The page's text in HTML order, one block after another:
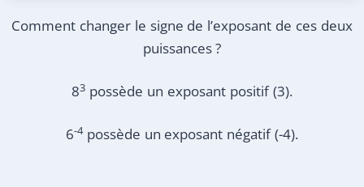
Comment changer le signe de l’exposant de ces deux
puissances ?
83 possède un exposant positif (3).
6-4possède un exposant négatif (-4).